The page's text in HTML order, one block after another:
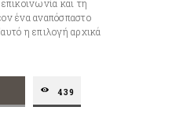
και τη
ένα αναπόσπαστο
η επιλογή αρχικά
439